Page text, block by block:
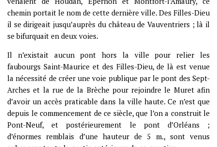
chemin portait le nom de cette dernière ville. Des Filles-Dieu
il se dirigeait jusqu’auprès du château de Vauventriers ; là il
se bifurquait en deux voies.
Il n’existait aucun pont hors la ville pour relier les
faubourgs Saint-Maurice et des Filles-Dieu, de là est venue
la nécessité de créer une voie publique par le pont des Sept-
Arches et la rue de la Brèche pour rejoindre le Muret afin
d’avoir un accès praticable dans la ville haute. Ce n’est que
depuis le commencement de ce siècle, que l’on a construit le
Pont-Neuf, et postérieurement le pont d’Orléans ;
d’énormes remblais d’une hauteur de 5 m., sont venus